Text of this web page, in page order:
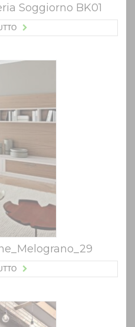
Soggiorno BK01